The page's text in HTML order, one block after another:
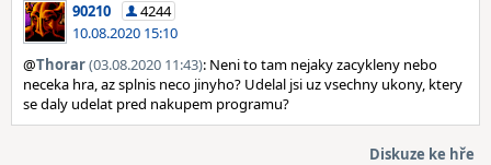
90210
4244
10.08.2020 15:10
@Thorar(03.08.2020 11:43): Neni to tam nejaky zacykleny nebo
neceka hra, az splnis neco jinyho? Udelal jsi uz vsechny ukony, ktery
se daly udelat pred nakupem programu?
Diskuze ke hře